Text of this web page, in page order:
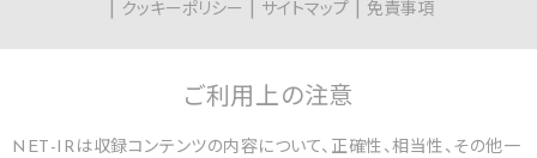
クッキーポリシー
サイトマップ 免責事項
ご利用上の注意
NET-IRは収録コンテンツの内容について、正確性、相当性、その他一